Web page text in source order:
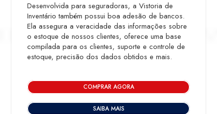
Desenvolvida para seguradoras, a Vistoria de
Inventário também possui boa adesão de bancos.
Ela assegura a veracidade das informações sobre
o estoque de nossos clientes, oferece uma base
compilada para os clientes, suporte e controle de
estoque, precisão dos dados obtidos e mais.
COMPRAR AGORA
SAIBA MAIS